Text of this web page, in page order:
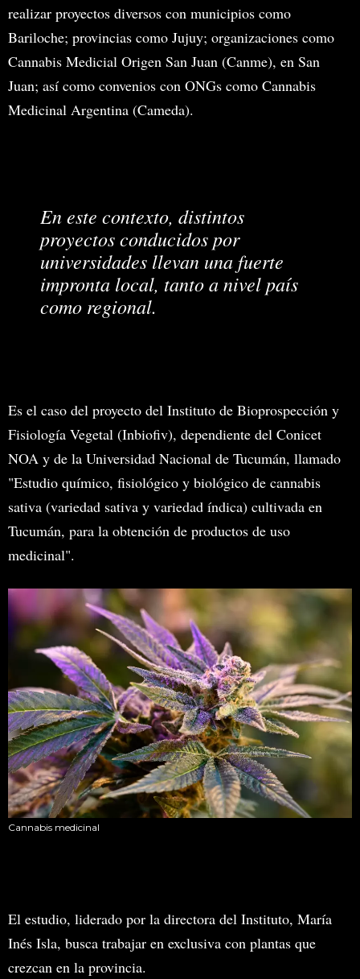
realizar proyectos diversos con municipios como
Bariloche; provincias como Jujuy; organizaciones como
Cannabis Medicial Origen San Juan (Canme), en San
Juan; así como convenios con ONGs como Cannabis
Medicinal Argentina (Cameda).
En este contexto, distintos
proyectos conducidos por
universidades llevan una fuerte
impronta local, tanto a nivel país
como regional.
Es el caso del proyecto del Instituto de Bioprospección y
Fisiología Vegetal (Inbiofiv), dependiente del Conicet
NOA y de la Universidad Nacional de Tucumán, llamado
"Estudio químico, fisiológico y biológico de cannabis
sativa (variedad sativa y variedad índica) cultivada en
Tucumán, para la obtención de productos de uso
medicinal".
Cannabis medicinal
El estudio, liderado por la directora del Instituto, María
Inés Isla, busca trabajar en exclusiva con plantas que
crezcan en la provincia.